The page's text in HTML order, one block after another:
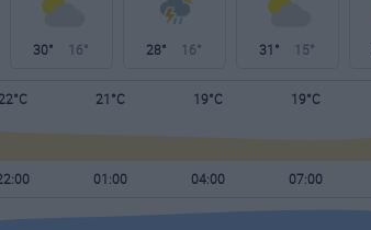
30° 16° 28° 16° 31° 15°
22°C 21°C 19°C 19°C
01:00 04:00 07:00